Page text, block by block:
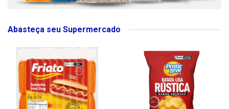
Abasteça seu Supermercado